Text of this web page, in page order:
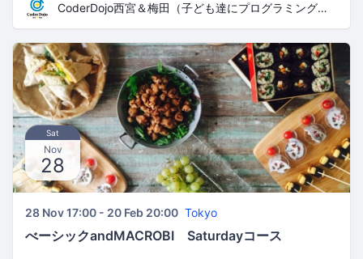
CoderDojo西宮＆梅田（子ども達にプログラミングやHTMLコードを教える道場）
Sat
Nov
28
28 Nov 17:00 - 20 Feb 20:00 Tokyo
べーシックandMACROBI Saturdayコース